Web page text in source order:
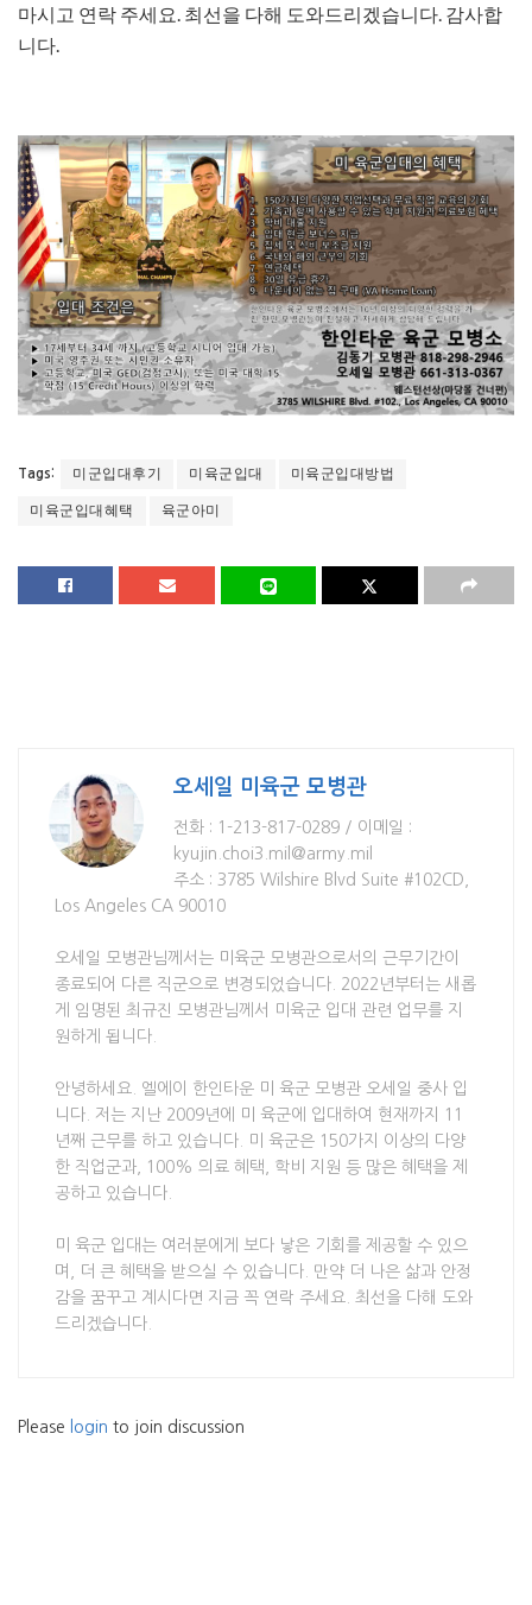
마시고 연락 주세요. 최선을 다해 도와드리겠습니다. 감사합
니다.
Tags: 미군입대후기 미육군입대 미육군입대방법
미육군입대혜택 육군아미
오세일 미육군 모병관
전화 : 1-213-817-0289 / 이메일 :
kyujin.choi3.mil@army.mil
주소 : 3785 Wilshire Blvd Suite #102CD,
Los Angeles CA 90010
오세일 모병관님께서는 미육군 모병관으로서의 근무기간이
종료되어 다른 직군으로 변경되었습니다. 2022년부터는 새롭
게 임명된 최규진 모병관님께서 미육군 입대 관련 업무를 지
원하게 됩니다.
안녕하세요. 엘에이 한인타운 미 육군 모병관 오세일 중사 입
니다. 저는 지난 2009년에 미 육군에 입대하여 현재까지 11
년째 근무를 하고 있습니다. 미 육군은 150가지 이상의 다양
한 직업군과, 100% 의료 혜택, 학비 지원 등 많은 혜택을 제
공하고 있습니다.
미 육군 입대는 여러분에게 보다 낳은 기회를 제공할 수 있으
며, 더 큰 혜택을 받으실 수 있습니다. 만약 더 나은 삶과 안정
감을 꿈꾸고 계시다면 지금 꼭 연락 주세요. 최선을 다해 도와
드리겠습니다.
Please login to join discussion